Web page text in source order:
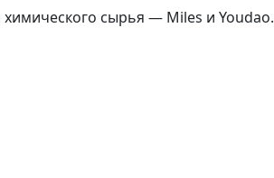
сырья — Miles и Youdao.